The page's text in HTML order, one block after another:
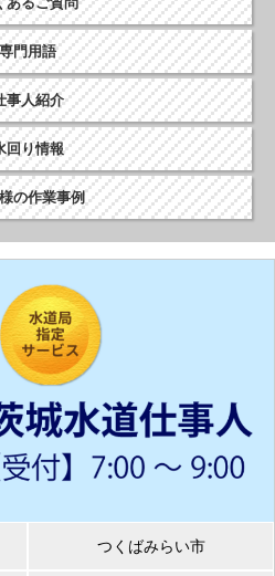
専門用語
事人紹介
回り情報
の作業事例
つくばみらい市